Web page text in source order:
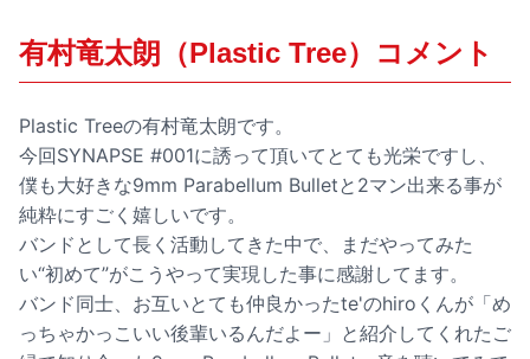
有村竜太朗（Plastic Tree）コメント
Plastic Treeの有村竜太朗です。
今回SYNAPSE #001に誘って頂いてとても光栄ですし、
僕も大好きな9mm Parabellum Bulletと2マン出来る事が
純粋にすごく嬉しいです。
バンドとして長く活動してきた中で、まだやってみた
い“初めて”がこうやって実現した事に感謝してます。
バンド同士、お互いとても仲良かったte'のhiroくんが「め
っちゃかっこいい後輩いるんだよー」と紹介してくれたご